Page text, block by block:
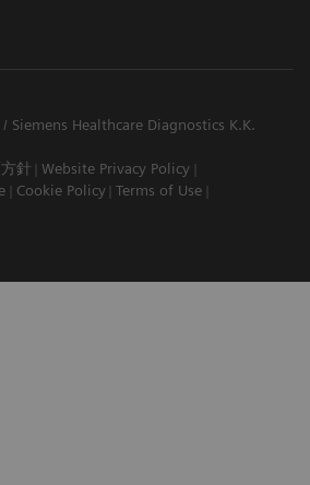
Siemens Healthcare Diagnostics K.K.
針
Website Privacy Policy
Cookie Policy Terms of Use